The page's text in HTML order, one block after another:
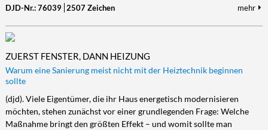
DJD-Nr.: 76039 2507 Zeichen mehr
ZUERST FENSTER, DANN HEIZUNG
Warum eine Sanierung meist nicht mit der Heiztechnik beginnen
sollte
(djd). Viele Eigentümer, die ihr Haus energetisch modernisieren
möchten, stehen zunächst vor einer grundlegenden Frage: Welche
Maßnahme bringt den größten Effekt – und womit sollte man